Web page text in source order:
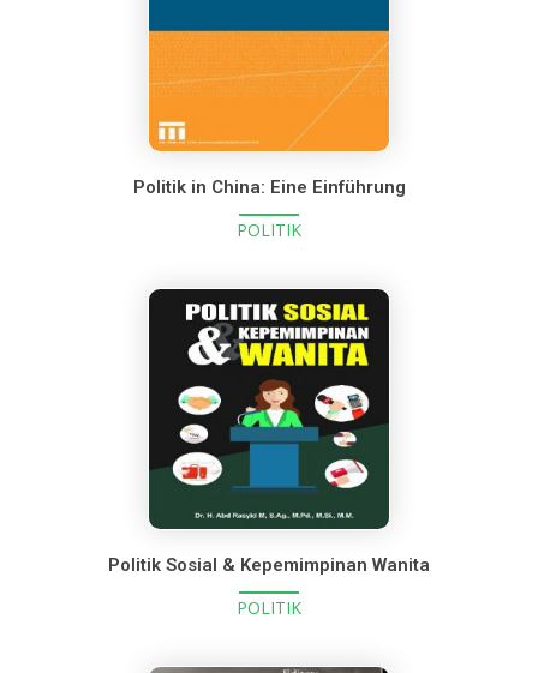
Politik in China: Eine Einführung
POLITIK
Politik Sosial & Kepemimpinan Wanita
POLITIK